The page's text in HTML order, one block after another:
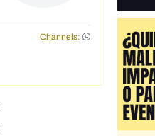
Channels: